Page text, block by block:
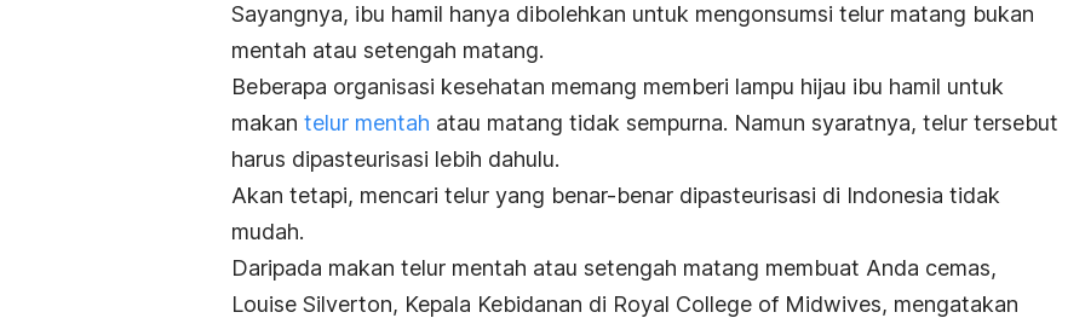
Sayangnya, ibu hamil hanya dibolehkan untuk mengonsumsi telur matang bukan
mentah atau setengah matang.
Beberapa organisasi kesehatan memang memberi lampu hijau ibu hamil untuk
makan telur mentah atau matang tidak sempurna. Namun syaratnya, telur tersebut
harus dipasteurisasi lebih dahulu.
Akan tetapi, mencari telur yang benar-benar dipasteurisasi di Indonesia tidak
mudah.
Daripada makan telur mentah atau setengah matang membuat Anda cemas,
Louise Silverton, Kepala Kebidanan di Royal College of Midwives, mengatakan